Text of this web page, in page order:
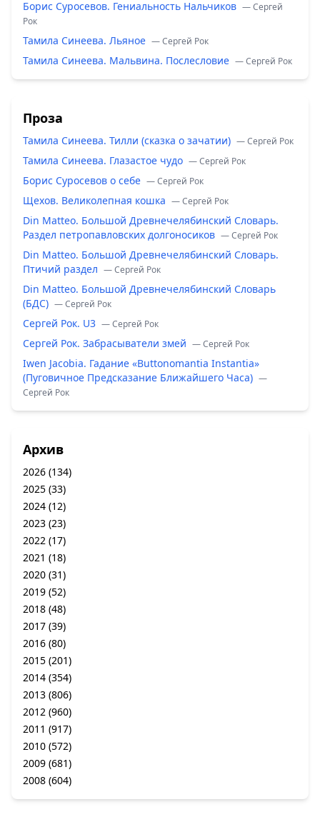
Борис Суросевов. Гениальность Нальчиков — Сергей
Рок
Тамила Синеева. Льяное — Сергей Рок
Тамила Синеева. Мальвина. Послесловие — Сергей Рок
Проза
Тамила Синеева. Тилли (сказка о зачатии) — Сергей Рок
Тамила Синеева. Глазастое чудо — Сергей Рок
Борис Суросевов о себе — Сергей Рок
Щехов. Великолепная кошка — Сергей Рок
Din Matteo. Большой Древнечелябинский Словарь.
Раздел петропавловских долгоносиков — Сергей Рок
Din Matteo. Большой Древнечелябинский Словарь.
Птичий раздел — Сергей Рок
Din Matteo. Большой Древнечелябинский Словарь
(БДС) — Сергей Рок
Сергей Рок. U3 — Сергей Рок
Сергей Рок. Забрасыватели змей — Сергей Рок
Iwen Jacobia. Гадание «Buttonomantia Instantia»
(Пуговичное Предсказание Ближайшего Часа) —
Сергей Рок
Архив
2026 (134)
2025 (33)
2024 (12)
2023 (23)
2022 (17)
2021 (18)
2020 (31)
2019 (52)
2018 (48)
2017 (39)
2016 (80)
2015 (201)
2014 (354)
2013 (806)
2012 (960)
2011 (917)
2010 (572)
2009 (681)
2008 (604)